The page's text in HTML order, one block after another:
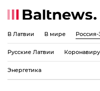
В Латвии В мире Россия-
Русские Латвии
Энергетика